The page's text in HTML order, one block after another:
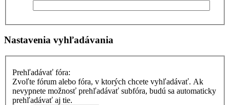
Nastavenia vyhľadávania
Prehľadávať fóra:
Zvoľte fórum alebo fóra, v ktorých chcete vyhľadávať. Ak
nevypnete možnosť prehľadávať subfóra, budú sa automaticky
prehľadávať aj tie.